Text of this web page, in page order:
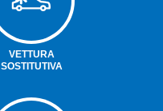
VETTURA
SOSTITUTIVA